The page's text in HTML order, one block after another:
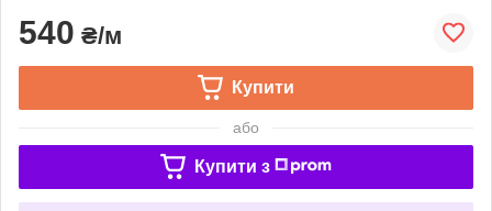
540 ₴/м
Купити
або
Купити з